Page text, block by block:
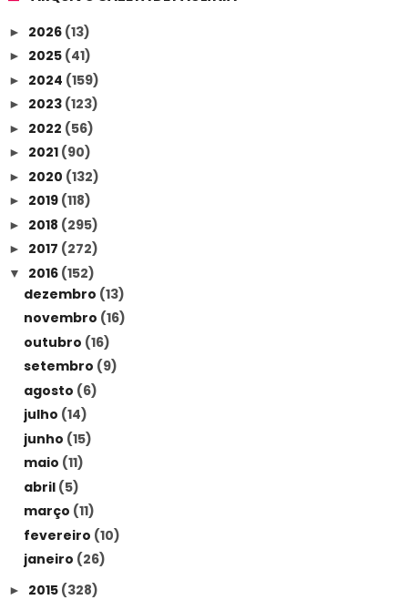
► 2026 (13)
► 2025 (41)
► 2024 (159)
► 2023 (123)
► 2022 (56)
► 2021 (90)
► 2020 (132)
► 2019 (118)
► 2018 (295)
► 2017 (272)
▼ 2016 (152)
dezembro (13)
novembro (16)
outubro (16)
setembro (9)
agosto (6)
julho (14)
junho (15)
maio (11)
abril (5)
março (11)
fevereiro (10)
janeiro (26)
► 2015 (328)